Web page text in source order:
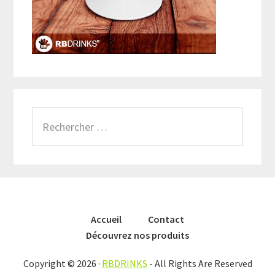
Accueil
Contact
Découvrez nos produits
Copyright © 2026 · RBDRINKS - All Rights Are Reserved